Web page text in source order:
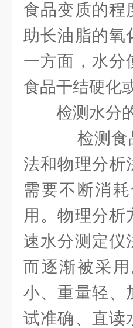
食品变质的程
助长油脂的氧
一方面，水分
食品干结硬化
检测水分
检测食
法和物理分析
需要不断消
用。物理分析
速水分测定仪
而逐渐被采
小、重量轻、
试准确、直读